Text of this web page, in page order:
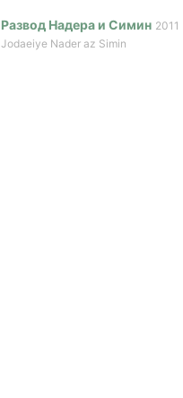
Развод Надера и Симин 2011
Jodaeiye Nader az Simin